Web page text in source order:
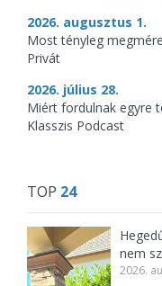
2026. augusztus 1.
Most tényleg
Privát
2026. július 28.
Miért fordulnak egyre
Klasszis Podcast
TOP 24
nem
2026.